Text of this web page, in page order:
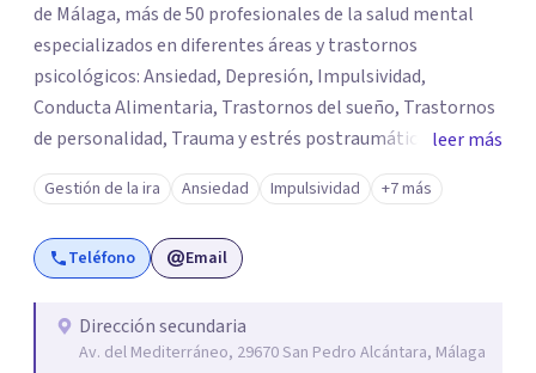
de Málaga, más de 50 profesionales de la salud mental
especializados en diferentes áreas y trastornos
psicológicos: Ansiedad, Depresión, Impulsividad,
Conducta Alimentaria, Trastornos del sueño, Trastornos
de personalidad, Trauma y estrés postraumático,
Psicología Infantil y juvenil, Terapias de pareja, Servicio
de Psicología Jurídica, Psiquiatría, Neuropsicología, y
mucho más. PsicoAbreu cuenta con un equipo de
profesionales formados en una gran variedad de técnicas
Conductual, Psicoanálisis, Hipnosis regresiva, Terapia
analítico funcional, Terapia de aceptación y compromiso,
leer más
Gestión de la ira Ansiedad Impulsividad +7 más
Teléfono Email
Dirección secundaria
Av. del Mediterráneo, 29670 San Pedro Alcántara, Málaga